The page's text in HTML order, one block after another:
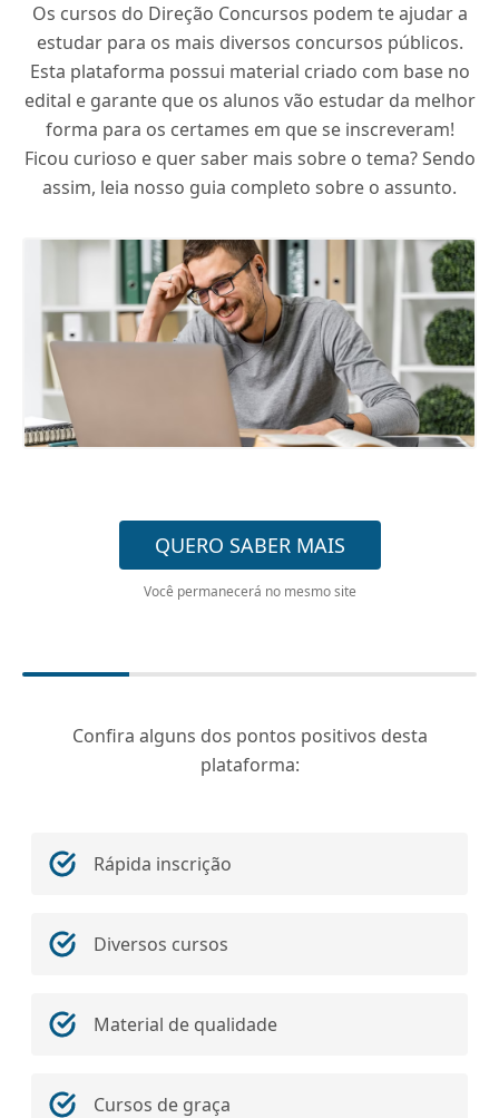
Os cursos do Direção Concursos podem te ajudar a
estudar para os mais diversos concursos públicos.
Esta plataforma possui material criado com base no
edital e garante que os alunos vão estudar da melhor
forma para os certames em que se inscreveram!
Ficou curioso e quer saber mais sobre o tema? Sendo
assim, leia nosso guia completo sobre o assunto.
QUERO SABER MAIS
Você permanecerá no mesmo site
Confira alguns dos pontos positivos desta
plataforma:
Rápida inscrição
Diversos cursos
Material de qualidade
Cursos de graça